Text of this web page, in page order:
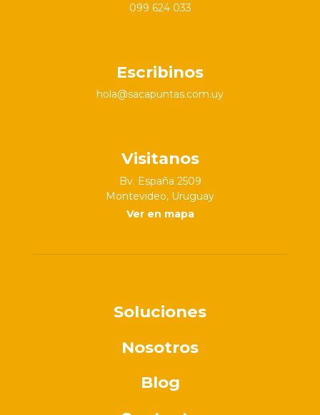
099 624 033
Escribinos
hola@sacapuntas.com.uy
Visitanos
Bv. España 2509
Montevideo, Uruguay
Ver en mapa
Soluciones
Nosotros
Blog